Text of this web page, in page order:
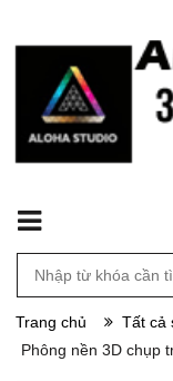
Trang chủ
Tất cả
Phông nền 3D chụp